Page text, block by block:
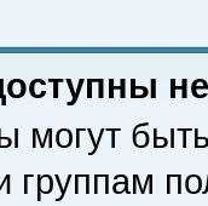
могут
группам